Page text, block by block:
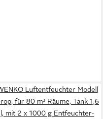
Luftentfeuchter Modell
für 80 m³ Räume, Tank 1,6
l, mit 2 x 1000 g Entfeuchter-